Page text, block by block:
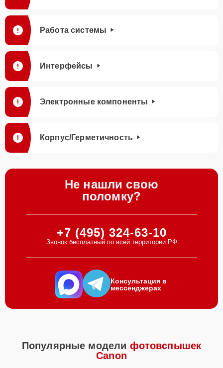
Работа системы
Интерфейсы
Электронные компоненты
Корпус/Герметичность
Не нашли свою
поломку?
+7 (495) 324-63-10
Звонок бесплатный по всей территории РФ
Консультация в
мессенджерах
Популярные модели фотовспышек
Canon